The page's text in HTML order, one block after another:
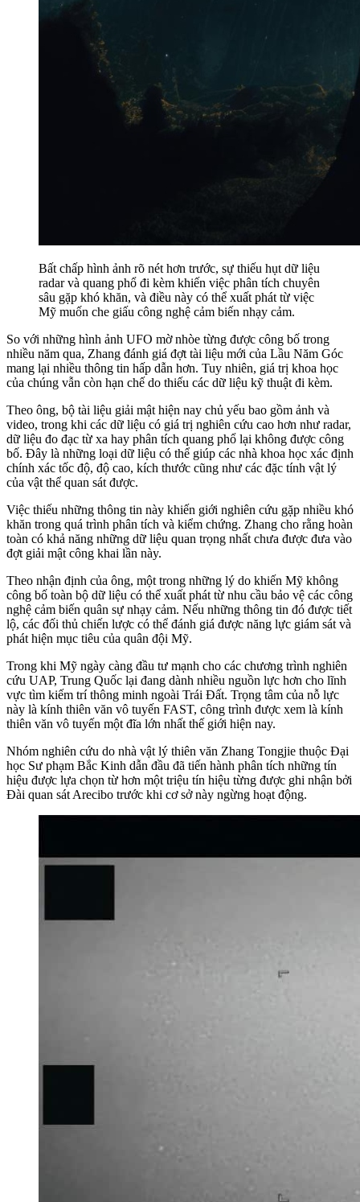
Bất chấp hình ảnh rõ nét hơn trước, sự thiếu hụt dữ liệu
radar và quang phổ đi kèm khiến việc phân tích chuyên
sâu gặp khó khăn, và điều này có thể xuất phát từ việc
Mỹ muốn che giấu công nghệ cảm biến nhạy cảm.
So với những hình ảnh UFO mờ nhòe từng được công bố trong
nhiều năm qua, Zhang đánh giá đợt tài liệu mới của Lầu Năm Góc
mang lại nhiều thông tin hấp dẫn hơn. Tuy nhiên, giá trị khoa học
của chúng vẫn còn hạn chế do thiếu các dữ liệu kỹ thuật đi kèm.
Theo ông, bộ tài liệu giải mật hiện nay chủ yếu bao gồm ảnh và
video, trong khi các dữ liệu có giá trị nghiên cứu cao hơn như radar,
dữ liệu đo đạc từ xa hay phân tích quang phổ lại không được công
bố. Đây là những loại dữ liệu có thể giúp các nhà khoa học xác định
chính xác tốc độ, độ cao, kích thước cũng như các đặc tính vật lý
của vật thể quan sát được.
Việc thiếu những thông tin này khiến giới nghiên cứu gặp nhiều khó
khăn trong quá trình phân tích và kiểm chứng. Zhang cho rằng hoàn
toàn có khả năng những dữ liệu quan trọng nhất chưa được đưa vào
đợt giải mật công khai lần này.
Theo nhận định của ông, một trong những lý do khiến Mỹ không
công bố toàn bộ dữ liệu có thể xuất phát từ nhu cầu bảo vệ các công
nghệ cảm biến quân sự nhạy cảm. Nếu những thông tin đó được tiết
lộ, các đối thủ chiến lược có thể đánh giá được năng lực giám sát và
phát hiện mục tiêu của quân đội Mỹ.
Trong khi Mỹ ngày càng đầu tư mạnh cho các chương trình nghiên
cứu UAP, Trung Quốc lại đang dành nhiều nguồn lực hơn cho lĩnh
vực tìm kiếm trí thông minh ngoài Trái Đất. Trọng tâm của nỗ lực
này là kính thiên văn vô tuyến FAST, công trình được xem là kính
thiên văn vô tuyến một đĩa lớn nhất thế giới hiện nay.
Nhóm nghiên cứu do nhà vật lý thiên văn Zhang Tongjie thuộc Đại
học Sư phạm Bắc Kinh dẫn đầu đã tiến hành phân tích những tín
hiệu được lựa chọn từ hơn một triệu tín hiệu từng được ghi nhận bởi
Đài quan sát Arecibo trước khi cơ sở này ngừng hoạt động.